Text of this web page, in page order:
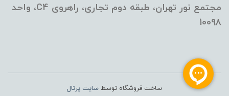
مجتمع نور تهران، طبقه دوم تجاری، راهروی C4، واحد
10098
ساخت فروشگاه توسط سایت پرتال